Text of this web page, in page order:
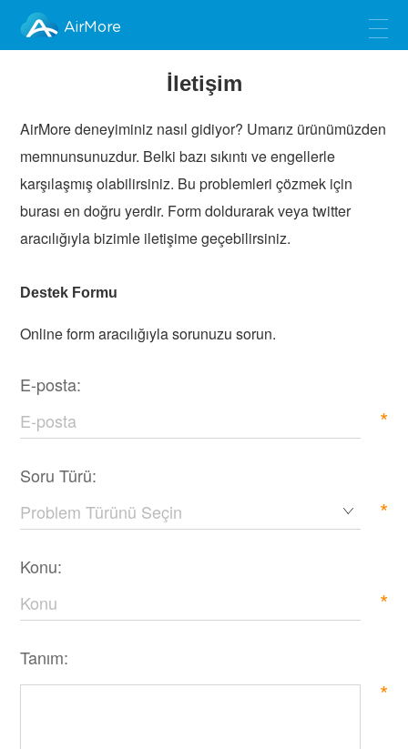
AirMore
İletişim
AirMore deneyiminiz nasıl gidiyor? Umarız ürünümüzden
memnunsunuzdur. Belki bazı sıkıntı ve engellerle
karşılaşmış olabilirsiniz. Bu problemleri çözmek için
burası en doğru yerdir. Form doldurarak veya twitter
aracılığıyla bizimle iletişime geçebilirsiniz.
Destek Formu
Online form aracılığıyla sorunuzu sorun.
E-posta:
*
Soru Türü:
*
Konu:
*
Tanım:
*